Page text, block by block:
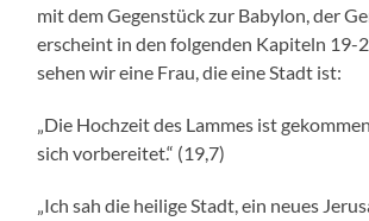
mit dem Gegenstück zur Babylon, der
erscheint in den folgenden Kapiteln 19-
sehen wir eine Frau, die eine Stadt ist:
„Die Hochzeit des Lammes ist
sich vorbereitet.“ (19,7)
„Ich sah die heilige Stadt, ein neues